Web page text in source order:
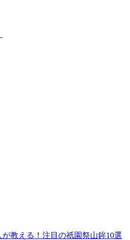
が教える！注目の祇園祭山鉾10選